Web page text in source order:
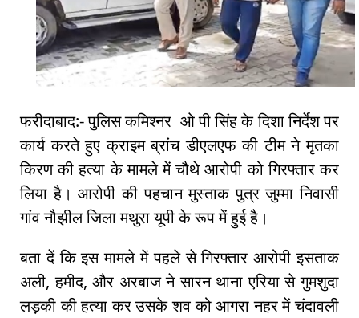
फरीदाबाद:- पुलिस कमिश्नर ओ पी सिंह के दिशा निर्देश पर
कार्य करते हुए क्राइम ब्रांच डीएलएफ की टीम ने मृतका
किरण की हत्या के मामले में चौथे आरोपी को गिरफ्तार कर
लिया है। आरोपी की पहचान मुस्ताक पुत्र जुम्मा निवासी
गांव नौझील जिला मथुरा यूपी के रूप में हुई है।
बता दें कि इस मामले में पहले से गिरफ्तार आरोपी इसताक
अली, हमीद, और अरबाज ने सारन थाना एरिया से गुमशुदा
लड़की की हत्या कर उसके शव को आगरा नहर में चंदावली